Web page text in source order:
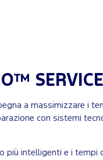
SERVICE
a massimizzare i
con sistemi
più intelligenti e i